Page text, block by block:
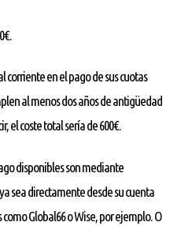
corriente en el pago de sus cuotas
al menos dos años de antigüedad
el coste total sería de 600€.
disponibles son mediante
sea directamente desde su cuenta
Global66 o Wise, por ejemplo. O